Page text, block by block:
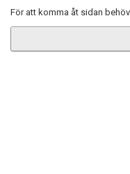
För att komma åt sidan